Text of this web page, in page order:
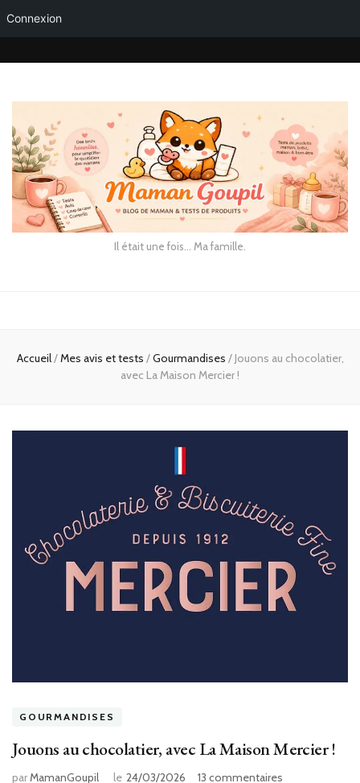
Connexion
Il était une fois… Ma famille.
Accueil/Mes avis et tests /Gourmandises /Jouons au chocolatier,
avec La Maison Mercier !
GOURMANDISES
Jouons au chocolatier, avec La Maison Mercier !
parMamanGoupil le 24/03/2026 13 commentaires